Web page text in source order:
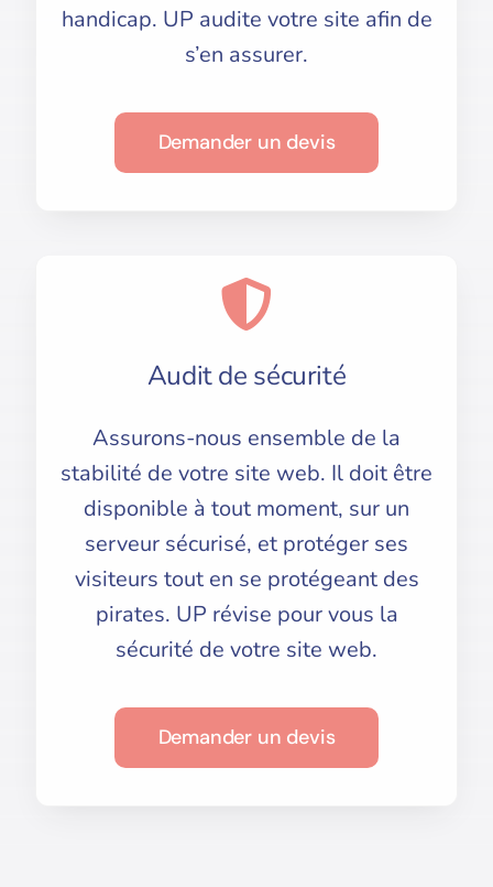
handicap. UP audite votre site afin de
s’en assurer.
Demander un devis
Audit de sécurité
Assurons-nous ensemble de la
stabilité de votre site web. Il doit être
disponible à tout moment, sur un
serveur sécurisé, et protéger ses
visiteurs tout en se protégeant des
pirates. UP révise pour vous la
sécurité de votre site web.
Demander un devis